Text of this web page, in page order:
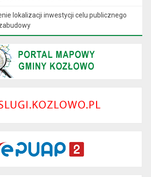
lokalizacji inwestycji celu publicznego